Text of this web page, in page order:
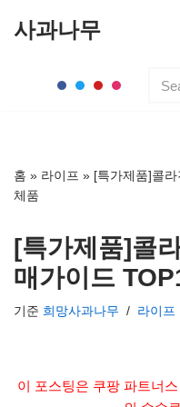
뛰
기
사과나무
홈 » 라이프 » [특가제품]콜
체품
[특가제품]콜
매가이드
기준 희망사과나무 라이프
이 포스팅은 쿠팡 파트너